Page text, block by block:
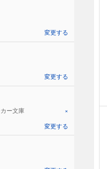
変更する
変更する
ー文庫 ×
変更する